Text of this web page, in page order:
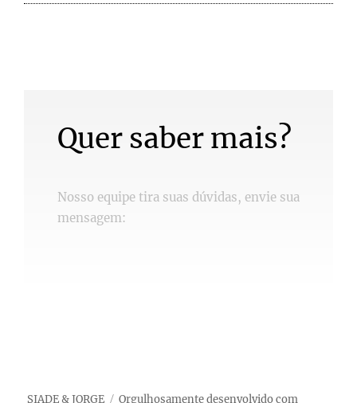
Quer saber mais?
Nosso equipe tira suas dúvidas, envie sua
mensagem:
SIADE & JORGE Orgulhosamente desenvolvido com